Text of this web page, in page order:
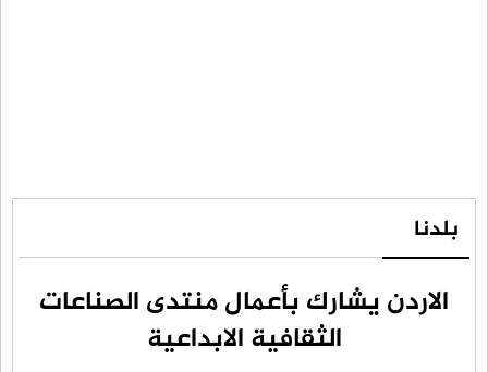
بلدنا
الاردن يشارك بأعمال منتدى الصناعات
الثقافية الابداعية